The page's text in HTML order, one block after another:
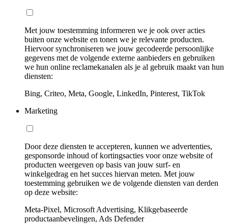
Met jouw toestemming informeren we je ook over acties
buiten onze website en tonen we je relevante producten.
Hiervoor synchroniseren we jouw gecodeerde persoonlijke
gegevens met de volgende externe aanbieders en gebruiken
we hun online reclamekanalen als je al gebruik maakt van hun
diensten:
Bing, Criteo, Meta, Google, LinkedIn, Pinterest, TikTok
Marketing
Door deze diensten te accepteren, kunnen we advertenties,
gesponsorde inhoud of kortingsacties voor onze website of
producten weergeven op basis van jouw surf- en
winkelgedrag en het succes hiervan meten. Met jouw
toestemming gebruiken we de volgende diensten van derden
op deze website:
Meta-Pixel, Microsoft Advertising, Klikgebaseerde
productaanbevelingen, Ads Defender